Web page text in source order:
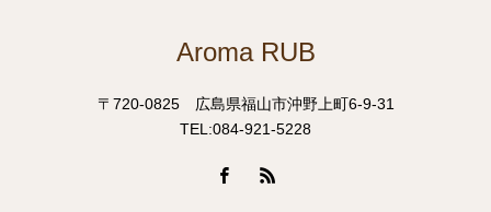
Aroma RUB
〒720-0825 広島県福山市沖野上町6-9-31
TEL:084-921-5228